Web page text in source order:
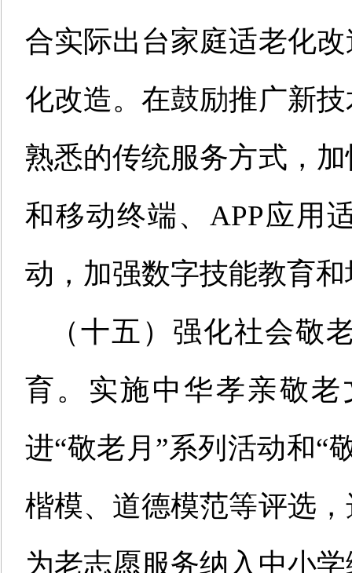
合实际出台家庭适老化
化改造。在鼓励推广新
熟悉的传统服务方式，
和移动终端、APP应用
动，加强数字技能教育
（十五）强化社会敬
育。实施中华孝亲敬
进“敬老月”系列活动和“
楷模、道德模范等评选
为老志愿服务纳入中小